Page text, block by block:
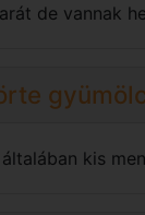
de vannak
kis